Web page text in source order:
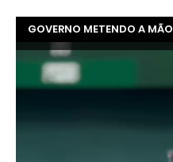
GOVERNO METENDO A